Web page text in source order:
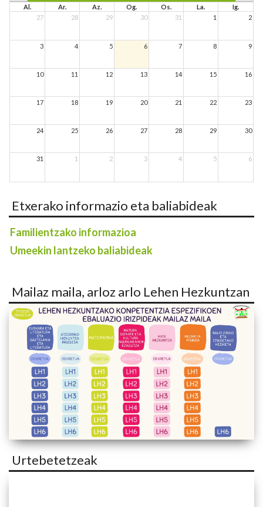
Al. Ar. Az. Og. Os. La.
Ig.
27
28 29 30 31 1 2
3 4 5 6 7 8 9
10 11 12 13 14 15 16
17 18 19 20 21 22 23
24 25 26 27 28 29 30
31 1 2 3 4 5 6
Etxerako informazio eta baliabideak
Familientzako informazioa
Umeekin lantzeko baliabideak
Mailaz maila, arloz arlo Lehen Hezkuntzan
Urtebetetzeak